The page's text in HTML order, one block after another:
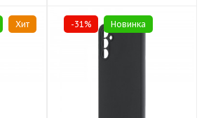
Хит -31% Новинка